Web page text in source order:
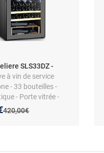
SLS33DZ -
à vin de service
- 33 bouteilles -
- Porte vitrée -
-
vibration -
Ancien prix :
420,00€
prix :
de :